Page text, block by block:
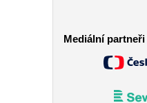
Mediální partneři